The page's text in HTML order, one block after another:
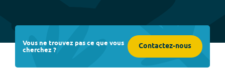
Vous ne trouvez pas ce que vous
cherchez ? Contactez-nous